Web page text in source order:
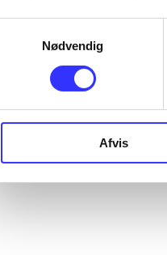
Nødvendig
Afvis
...
...